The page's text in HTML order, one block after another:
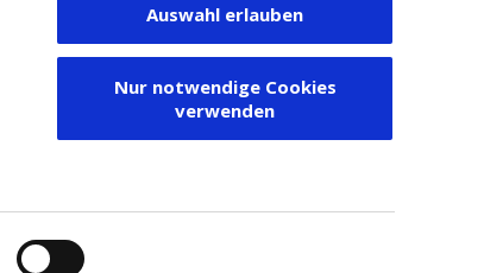
Auswahl erlauben
Nur notwendige Cookies
verwenden